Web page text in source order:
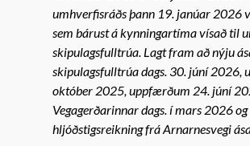
umhverfisráðs þann 19. janúar 2026
sem bárust á kynningartíma vísað til
skipulagsfulltrúa. Lagt fram að nýju
skipulagsfulltrúa dags. 30. júní 2026,
október 2025, uppfærðum 24. júní
Vegagerðarinnar dags. í mars 2026
hljóðstigsreikning frá Arnarnesvegi